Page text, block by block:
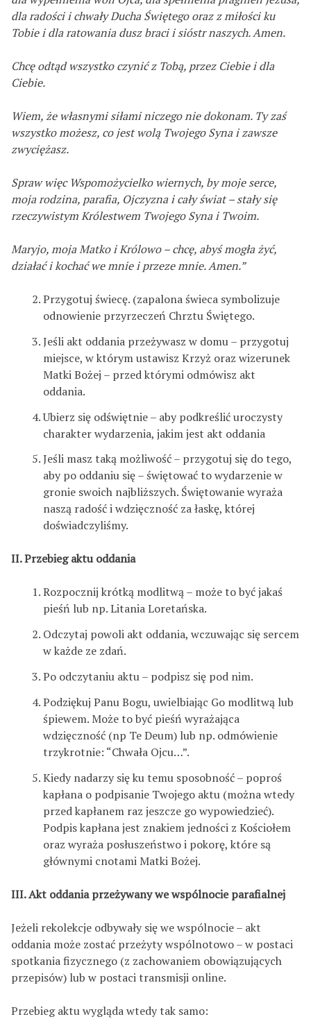
dla radości i chwały Ducha Świętego oraz z miłości ku
Tobie i dla ratowania dusz braci i sióstr naszych. Amen.
Chcę odtąd wszystko czynić z Tobą, przez Ciebie i dla
Ciebie.
Wiem, że własnymi siłami niczego nie dokonam. Ty zaś
wszystko możesz, co jest wolą Twojego Syna i zawsze
zwyciężasz.
Spraw więc Wspomożycielko wiernych, by moje serce,
moja rodzina, parafia, Ojczyzna i cały świat – stały się
rzeczywistym Królestwem Twojego Syna i Twoim.
Maryjo, moja Matko i Królowo – chcę, abyś mogła żyć,
działać i kochać we mnie i przeze mnie. Amen.”
Przygotuj świecę. (zapalona świeca symbolizuje
odnowienie przyrzeczeń Chrztu Świętego.
Jeśli akt oddania przeżywasz w domu – przygotuj
miejsce, w którym ustawisz Krzyż oraz wizerunek
Matki Bożej – przed którymi odmówisz akt
oddania.
Ubierz się odświętnie – aby podkreślić uroczysty
charakter wydarzenia, jakim jest akt oddania
Jeśli masz taką możliwość – przygotuj się do tego,
aby po oddaniu się – świętować to wydarzenie w
gronie swoich najbliższych. Świętowanie wyraża
naszą radość i wdzięczność za łaskę, której
doświadczyliśmy.
II. Przebieg aktu oddania
Rozpocznij krótką modlitwą – może to być jakaś
pieśń lub np. Litania Loretańska.
Odczytaj powoli akt oddania, wczuwając się sercem
w każde ze zdań.
Po odczytaniu aktu – podpisz się pod nim.
Podziękuj Panu Bogu, uwielbiając Go modlitwą lub
śpiewem. Może to być pieśń wyrażająca
wdzięczność (np Te Deum) lub np. odmówienie
trzykrotnie: “Chwała Ojcu…”.
Kiedy nadarzy się ku temu sposobność – poproś
kapłana o podpisanie Twojego aktu (można wtedy
przed kapłanem raz jeszcze go wypowiedzieć).
Podpis kapłana jest znakiem jedności z Kościołem
oraz wyraża posłuszeństwo i pokorę, które są
głównymi cnotami Matki Bożej.
III. Akt oddania przeżywany we wspólnocie parafialnej
Jeżeli rekolekcje odbywały się we wspólnocie – akt
oddania może zostać przeżyty wspólnotowo – w postaci
spotkania fizycznego (z zachowaniem obowiązujących
przepisów) lub w postaci transmisji online.
Przebieg aktu wygląda wtedy tak samo: